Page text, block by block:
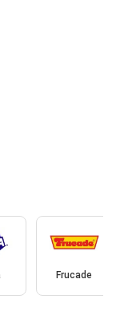
Frucade